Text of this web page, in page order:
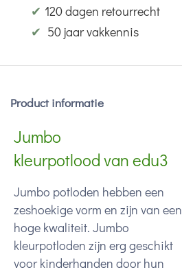
✔ 120 dagen retourrecht
✔ 50 jaar vakkennis
Product informatie
Jumbo
kleurpotlood van edu3
Jumbo potloden hebben een
zeshoekige vorm en zijn van een
hoge kwaliteit. Jumbo
kleurpotloden zijn erg geschikt
voor kinderhanden door hun